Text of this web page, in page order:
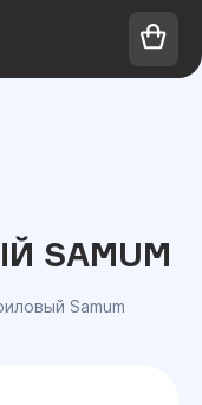
SAMUM
Samum